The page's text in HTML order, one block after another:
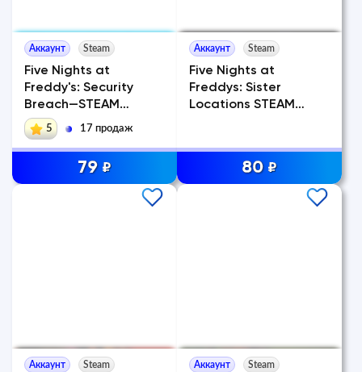
Аккаунт Steam
Five Nights at
Freddy's: Security
Breach—STEAM
Аккаунт
5 17 продаж
79 ₽
Аккаунт Steam
Five Nights at
Freddys: Sister
Locations STEAM
80 ₽
Аккаунт Steam Аккаунт Steam